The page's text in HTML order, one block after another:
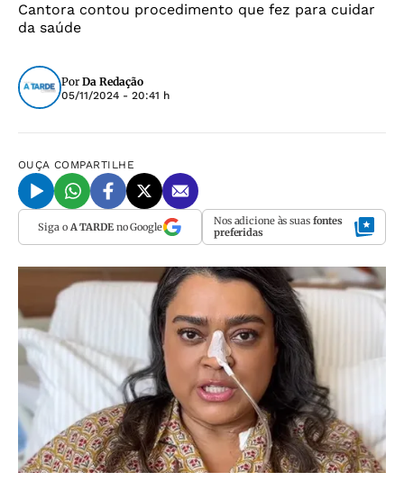
Cantora contou procedimento que fez para cuidar
da saúde
Por Da Redação
05/11/2024 - 20:41 h
OUÇA COMPARTILHE
Siga o A TARDEno Google Nos adicione às suas fontes
preferidas